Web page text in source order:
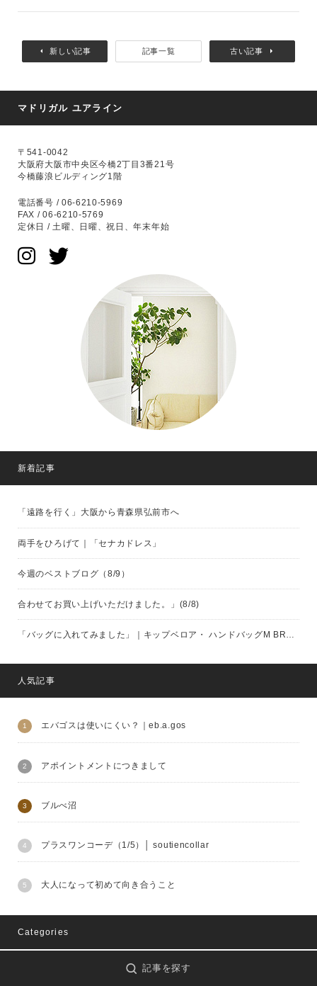
新しい記事 記事一覧 古い記事
マドリガル ユアライン
〒541-0042
大阪府大阪市中央区今橋2丁目3番21号
今橋藤浪ビルディング1階
電話番号 / 06-6210-5969
FAX / 06-6210-5769
定休日 / 土曜、日曜、祝日、年末年始
新着記事
「遠路を行く」大阪から青森県弘前市へ
両手をひろげて｜「セナカドレス」
今週のベストブログ（8/9）
合わせてお買い上げいただけました。」(8/8)
「バッグに入れてみました」｜キップベロア・ ハンドバッグM BROWN（eb.a.gos）
人気記事
エバゴスは使いにくい？｜eb.a.gos
アポイントメントにつきまして
ブルべ沼
プラスワンコーデ（1/5）│ soutiencollar
大人になって初めて向き合うこと
Categories
記事を探す